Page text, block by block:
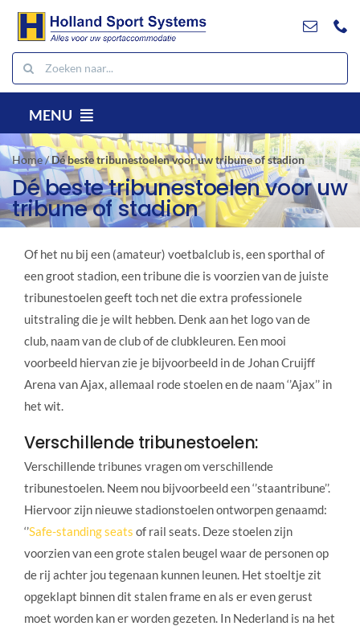
inhoud
Zoeken
naar:
MENU
NL
Producten
Projecten
Contact
Downloads
Zoeken
naar:
Home/Dé beste tribunestoelen voor uw tribune of stadion
Dé beste tribunestoelen voor uw
tribune of stadion
Of het nu bij een (amateur) voetbalclub is, een sporthal of
een groot stadion, een tribune die is voorzien van de juiste
tribunestoelen geeft toch net die extra professionele
uitstraling die je wilt hebben. Denk aan het logo van de
club, naam van de club of de clubkleuren. Een mooi
voorbeeld hiervan zie je bijvoorbeeld in de Johan Cruijff
Arena van Ajax, allemaal rode stoelen en de naam ‘’Ajax’’ in
het wit.
Verschillende tribunestoelen:
Verschillende tribunes vragen om verschillende
tribunestoelen. Neem nou bijvoorbeeld een ‘’staantribune’’.
Hiervoor zijn nieuwe stadionstoelen ontworpen genaamd:
‘’Safe-standing seats of rail seats. Deze stoelen zijn
voorzien van een grote stalen beugel waar de personen op
de rij achter jou tegenaan kunnen leunen. Het stoeltje zit
opgeklapt binnen dit stalen frame en als er even gerust
moet worden kan er worden gezeten. In Nederland is na het